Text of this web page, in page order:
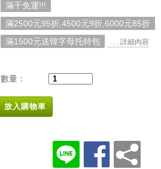
滿千免運!!!
滿2500元95折,4500元9折,6000元85折
滿1500元送韓字母托特包
. . . 詳細內容
數量：
放入購物車